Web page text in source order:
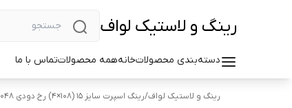
رینگ و لاستیک لواف
دسته‌بندی محصولاتخانههمه محصولاتتماس با ما
رینگ و لاستیک لواف/رینگ اسپرت سایز ۱۵ (۱۰۸×۴) رخ دودی ۰۴۸ اروند